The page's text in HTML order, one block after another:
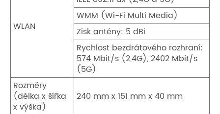
WLAN
WMM (Wi-Fi Multi Media)
Zisk antény: 5 dBi
Rychlost bezdrátového rozhraní:
574 Mbit/s (2,4G), 2402 Mbit/s
(5G)
Rozměry
(délka x šířka
x výška)
240 mm x 151 mm x 40 mm